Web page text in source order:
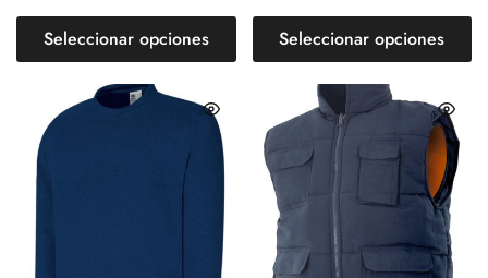
Seleccionar opciones Seleccionar opciones